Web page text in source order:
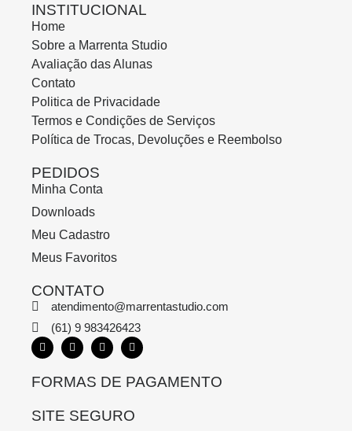
INSTITUCIONAL
Home
Sobre a Marrenta Studio
Avaliação das Alunas
Contato
Politica de Privacidade
Termos e Condições de Serviços
Política de Trocas, Devoluções e Reembolso
PEDIDOS
Minha Conta
Downloads
Meu Cadastro
Meus Favoritos
CONTATO
atendimento@marrentastudio.com
(61) 9 983426423
FORMAS DE PAGAMENTO
SITE SEGURO